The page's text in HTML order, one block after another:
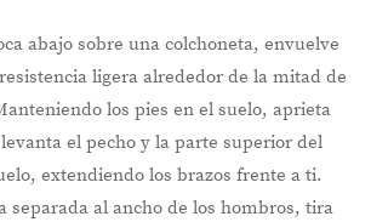
abajo sobre una colchoneta, envuelve
ligera alrededor de la mitad de
los pies en el suelo, aprieta
el pecho y la parte superior del
extendiendo los brazos frente a ti.
separada al ancho de los hombros, tira